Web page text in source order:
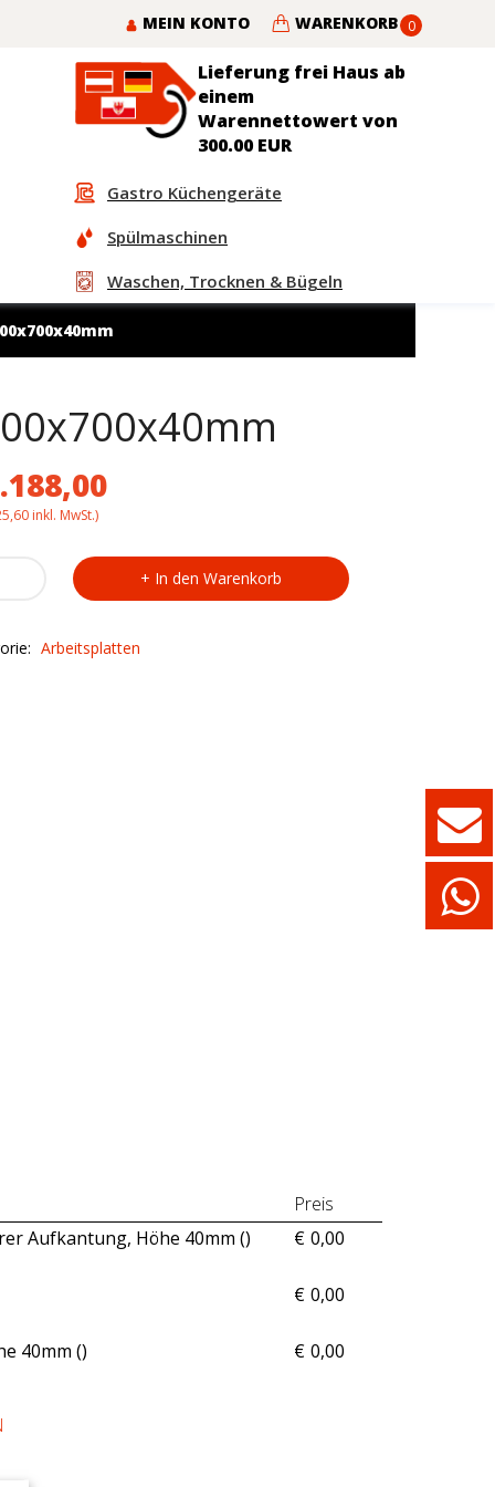
MEIN KONTO 0
WARENKORB
Lieferung frei Haus ab
einem
Warennettowert von
300.00 EUR
Gastro Küchengeräte
Spülmaschinen
Waschen, Trocknen & Bügeln
inkl. MwSt.)
In den Warenkorb
Arbeitsplatten
Preis
Aufkantung, Höhe 40mm (
€ 0,00
)
€ 0,00
40mm ( € 0,00
)